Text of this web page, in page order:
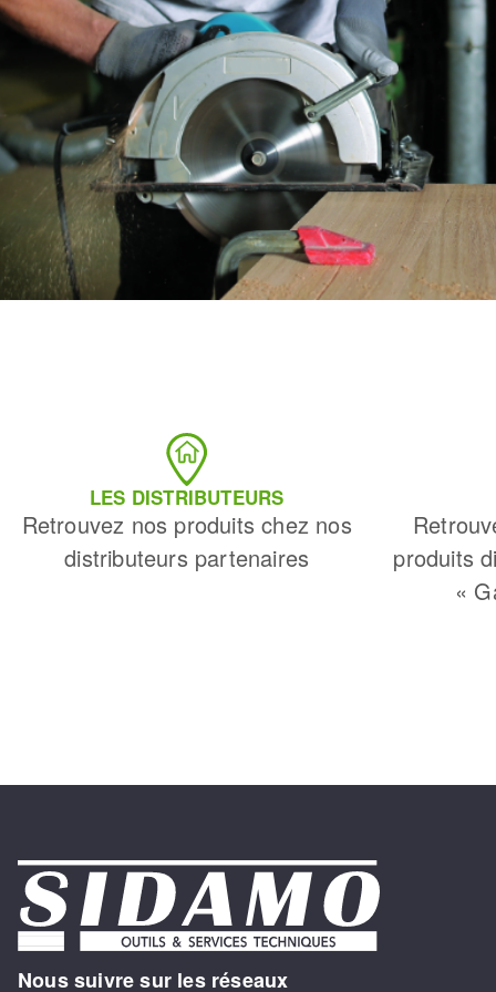
LES DISTRIBUTEURS
Retrouvez nos produits chez nos
distributeurs partenaires
produits
«
Nous suivre sur les réseaux